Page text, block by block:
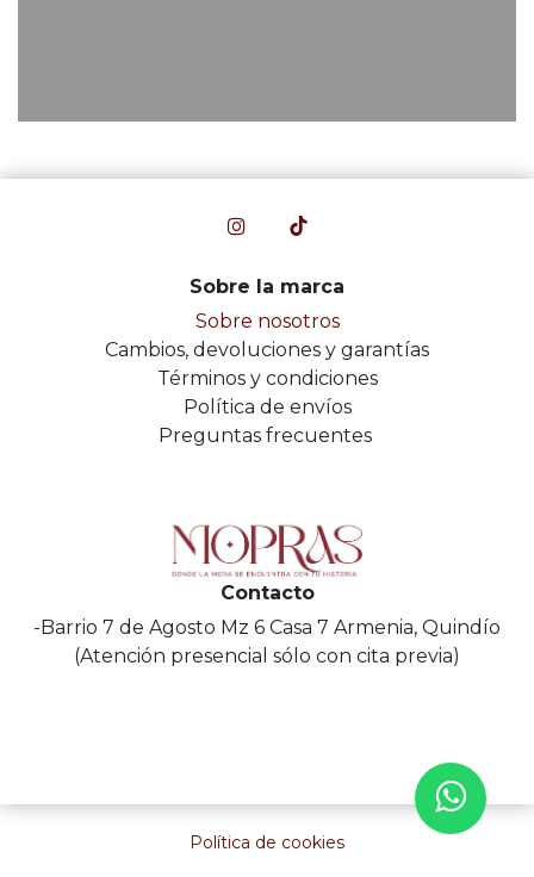
Sobre la marca
Sobre nosotros
Cambios, devoluciones y garantías
Términos y condiciones
Política de envíos
Preguntas frecuentes
Contacto
-Barrio 7 de Agosto Mz 6 Casa 7 Armenia, Quindío
(Atención presencial sólo con cita previa)
Política de cookies